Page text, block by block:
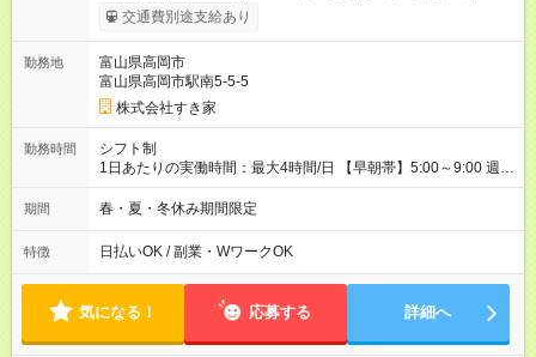
00-9：00）時給+150円 【試用期間】試用期間あり 試用期間の
長さ：1ヶ月 雇用形態、給与は本採用時と同じです。 試用期間
させていただきます。 研修制度あり：15時間(研修中も同時給）
交通費別途支給あり
勤務地
富山県高岡市
富山県高岡市駅南5-5-5
株式会社すき家
勤務時間
シフト制
1日あたりの実働時間：最大4時間/日 【早朝帯】5:00～9:00 週2
日～・1日2h～OK◎ 勤務時間や曜日はご相談ください。
期間 春・夏・冬休み期間限定
特徴 日払いOK / 副業・WワークOK
気になる！ 応募する 詳細へ